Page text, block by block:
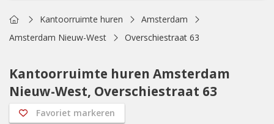
Actuele beschikbaarheid
HomeKantoorruimte huren
Amsterdam
Amsterdam Nieuw-West
Overschiestraat 63
Kantoorruimte huren Amsterdam
Nieuw-West, Overschiestraat 63
Favoriet markeren